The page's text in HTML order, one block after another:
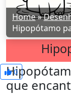
Home»
Hipopótamo
0
que